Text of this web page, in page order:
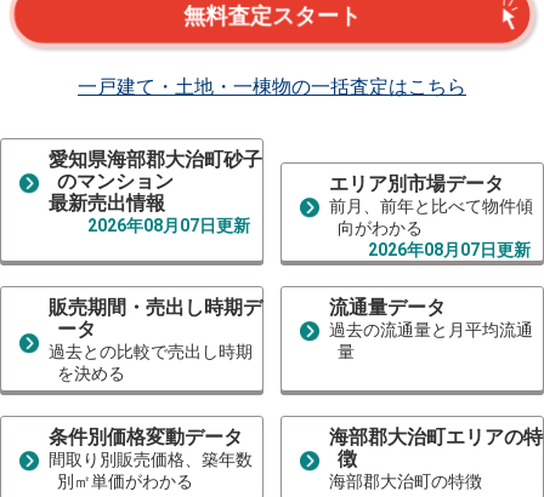
無料査定スタート
一戸建て・土地・一棟物の一括査定はこちら
愛知県海部郡大治町砂子
のマンション
最新売出情報
2026年08月07日更新
エリア別市場データ
前月、前年と比べて物件傾
向がわかる
2026年08月07日更新
販売期間・売出し時期デ
ータ
過去との比較で売出し時期
を決める
流通量データ
過去の流通量と月平均流通
量
条件別価格変動データ
間取り別販売価格、築年数
別㎡単価がわかる
海部郡大治町エリアの特
徴
海部郡大治町の特徴